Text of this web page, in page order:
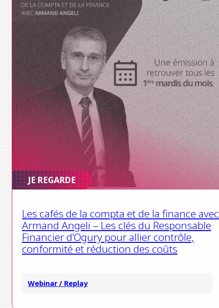
JE REGARDE
Les cafés de la compta et de la finance avec
Armand Angeli – Les clés du Responsable
Financier d’Ogury pour allier contrôle,
conformité et réduction des coûts
Webinar / Replay